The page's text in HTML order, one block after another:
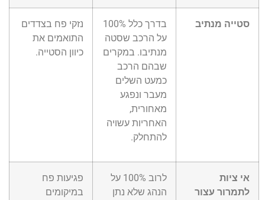
סטייה מנתיב
בדרך כלל 100%
על הרכב שסטה
מנתיבו. במקרים
שבהם הרכב
כמעט השלים
מעבר ונפגע
מאחורית,
האחריות עשויה
להתחלק.
נזקי פח בצדדים
התואמים את
כיוון הסטייה.
אי ציות
לתמרור עצור
לרוב 100% על
הנהג שלא נתן
פגיעות פח
במיקומים